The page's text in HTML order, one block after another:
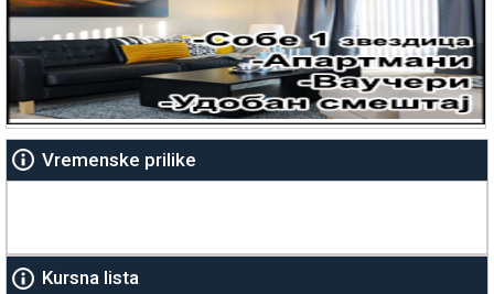
Vremenske prilike
Kursna lista